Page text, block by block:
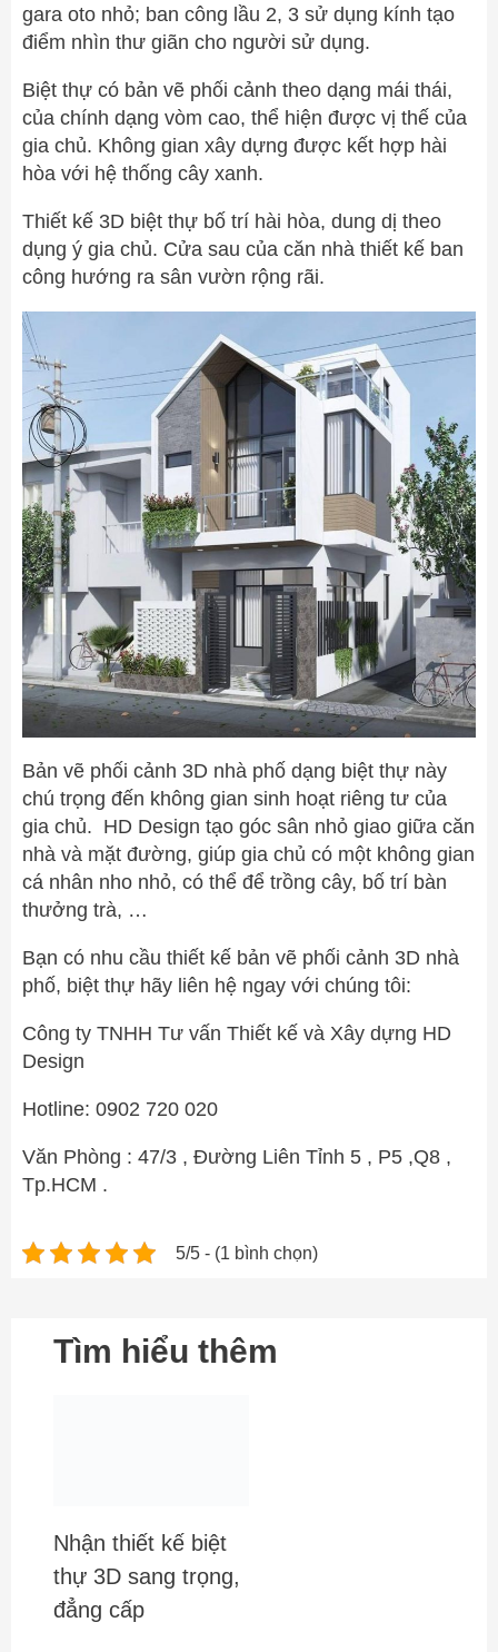
gara oto nhỏ; ban công lầu 2, 3 sử dụng kính tạo
điểm nhìn thư giãn cho người sử dụng.
Biệt thự có bản vẽ phối cảnh theo dạng mái thái,
của chính dạng vòm cao, thể hiện được vị thế của
gia chủ. Không gian xây dựng được kết hợp hài
hòa với hệ thống cây xanh.
Thiết kế 3D biệt thự bố trí hài hòa, dung dị theo
dụng ý gia chủ. Cửa sau của căn nhà thiết kế ban
công hướng ra sân vườn rộng rãi.
Bản vẽ phối cảnh 3D nhà phố dạng biệt thự này
chú trọng đến không gian sinh hoạt riêng tư của
gia chủ. HD Design tạo góc sân nhỏ giao giữa căn
nhà và mặt đường, giúp gia chủ có một không gian
cá nhân nho nhỏ, có thể để trồng cây, bố trí bàn
thưởng trà, …
Bạn có nhu cầu thiết kế bản vẽ phối cảnh 3D nhà
phố, biệt thự hãy liên hệ ngay với chúng tôi:
Công ty TNHH Tư vấn Thiết kế và Xây dựng HD
Design
Hotline: 0902 720 020
Văn Phòng : 47/3 , Đường Liên Tỉnh 5 , P5 ,Q8 ,
Tp.HCM .
5/5 - (1 bình chọn)
Tìm hiểu thêm
Nhận thiết kế biệt
thự 3D sang trọng,
đẳng cấp